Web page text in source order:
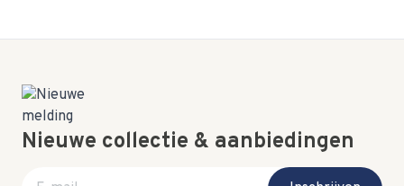
Nieuwe collectie & aanbiedingen
E-mail adres